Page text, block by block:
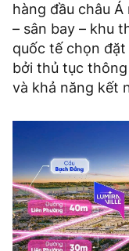
hàng đầu châu
– sân bay – khu
quốc tế chọn
bởi thủ tục
và khả năng kết